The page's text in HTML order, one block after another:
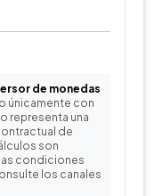
de monedas
únicamente con
representa una
de
son
condiciones
los canales